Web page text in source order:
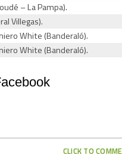
– La Pampa).
Villegas).
White (Banderaló).
White (Banderaló).
CLICK TO